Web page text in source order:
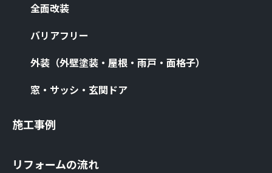
全⾯改装
バリアフリー
外装（外壁塗装・屋根・⾬⼾・⾯格⼦）
窓・サッシ・⽞関ドア
施⼯事例
リフォームの流れ